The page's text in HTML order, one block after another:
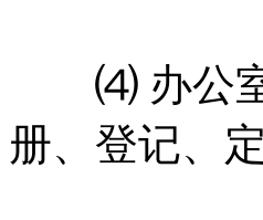
⑷ 办公室
册、登记、